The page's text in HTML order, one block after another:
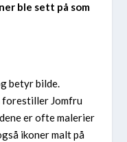
ble sett på som
betyr bilde.
forestiller Jomfru
er ofte malerier
ikoner malt på